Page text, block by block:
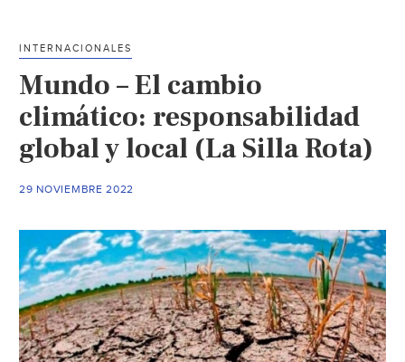
crecida
mar
amenaza
costeras
del
mapa
(desInformémonos)
INTERNACIONALES
Mundo – El cambio
climático: responsabilidad
global y local (La Silla Rota)
29 NOVIEMBRE 2022